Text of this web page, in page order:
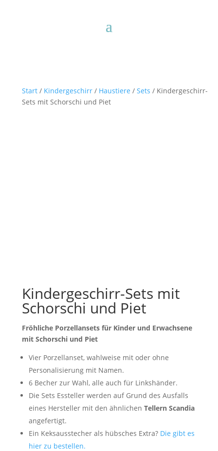
Start/ Kindergeschirr/ Haustiere / Sets / Kindergeschirr-
Sets mit Schorschi und Piet
Kindergeschirr-Sets mit
Schorschi und Piet
Fröhliche Porzellansets für Kinder und Erwachsene
mit Schorschi und Piet
Vier Porzellanset, wahlweise mit oder ohne
Personalisierung mit Namen.
6 Becher zur Wahl, alle auch für Linkshänder.
Die Sets Essteller werden auf Grund des Ausfalls
eines Hersteller mit den ähnlichen Tellern Scandia
angefertigt.
Ein Keksausstecher als hübsches Extra? Die gibt es
hier zu bestellen.